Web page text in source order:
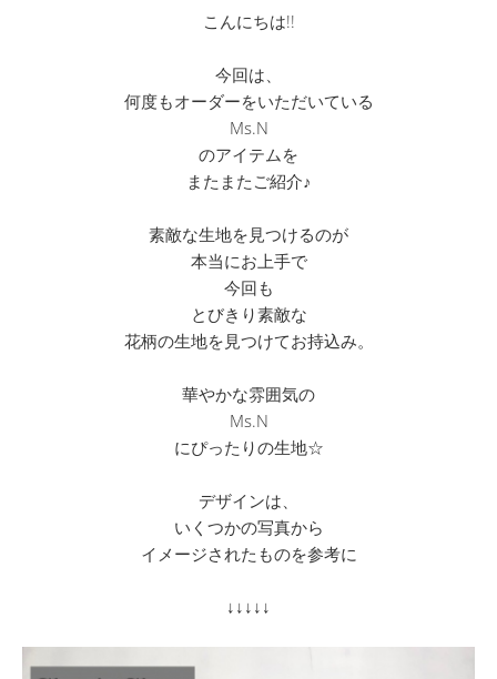
こんにちは!!
今回は、
何度もオーダーをいただいている
Ms.N
のアイテムを
またまたご紹介♪
素敵な生地を見つけるのが
本当にお上手で
今回も
とびきり素敵な
花柄の生地を見つけてお持込み。
華やかな雰囲気の
Ms.N
にぴったりの生地☆
デザインは、
いくつかの写真から
イメージされたものを参考に
↓↓↓↓↓